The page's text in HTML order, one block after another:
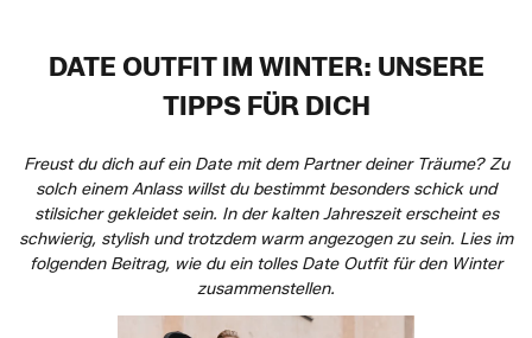
DATE OUTFIT IM WINTER: UNSERE
TIPPS FÜR DICH
Freust du dich auf ein Date mit dem Partner deiner Träume? Zu
solch einem Anlass willst du bestimmt besonders schick und
stilsicher gekleidet sein. In der kalten Jahreszeit erscheint es
schwierig, stylish und trotzdem warm angezogen zu sein. Lies im
folgenden Beitrag, wie du ein tolles Date Outfit für den Winter
zusammenstellen.